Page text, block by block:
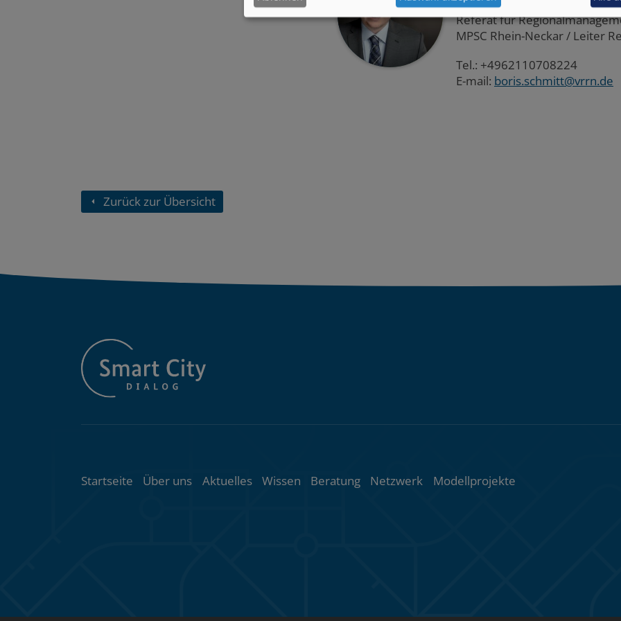
Verband Region Rhein-
Referat für
MPSC Rhein-Neckar / Leiter
Tel.: +4962110708224
E-mail: boris.schmitt@vrrn.de
Zurück zur Übersicht
Themenübersicht
Startseite Über uns Aktuelles Wissen Beratung Netzwerk Modellprojekte